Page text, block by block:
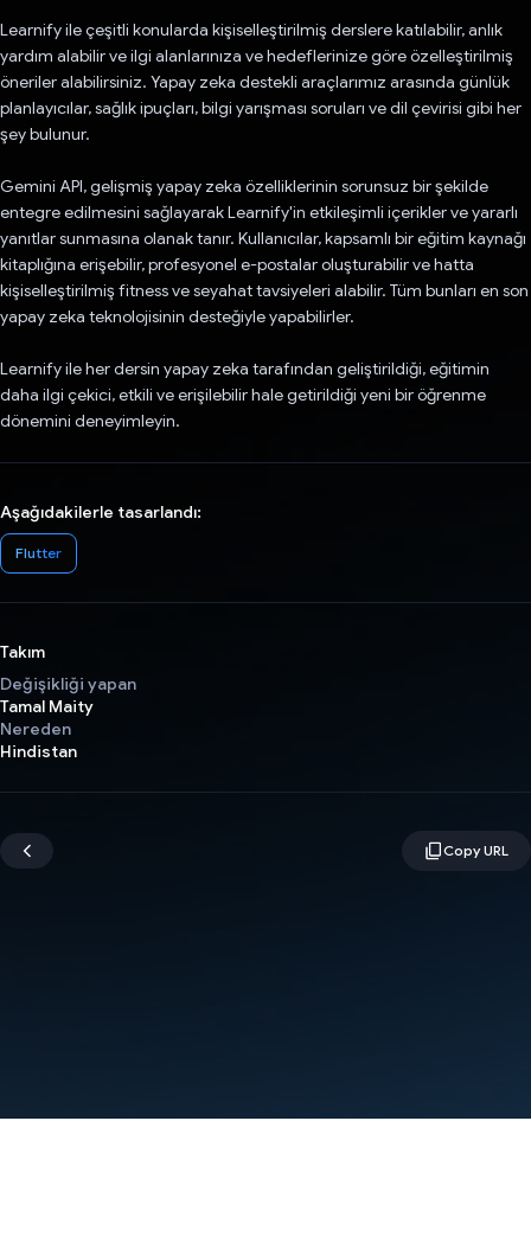
Learnify ile çeşitli konularda kişiselleştirilmiş derslere katılabilir, anlık
yardım alabilir ve ilgi alanlarınıza ve hedeflerinize göre özelleştirilmiş
öneriler alabilirsiniz. Yapay zeka destekli araçlarımız arasında günlük
planlayıcılar, sağlık ipuçları, bilgi yarışması soruları ve dil çevirisi gibi her
şey bulunur.
Gemini API, gelişmiş yapay zeka özelliklerinin sorunsuz bir şekilde
entegre edilmesini sağlayarak Learnify'in etkileşimli içerikler ve yararlı
yanıtlar sunmasına olanak tanır. Kullanıcılar, kapsamlı bir eğitim kaynağı
kitaplığına erişebilir, profesyonel e-postalar oluşturabilir ve hatta
kişiselleştirilmiş fitness ve seyahat tavsiyeleri alabilir. Tüm bunları en son
yapay zeka teknolojisinin desteğiyle yapabilirler.
Learnify ile her dersin yapay zeka tarafından geliştirildiği, eğitimin
daha ilgi çekici, etkili ve erişilebilir hale getirildiği yeni bir öğrenme
dönemini deneyimleyin.
Aşağıdakilerle tasarlandı:
Flutter
Takım
Değişikliği yapan
Tamal Maity
Nereden
Hindistan